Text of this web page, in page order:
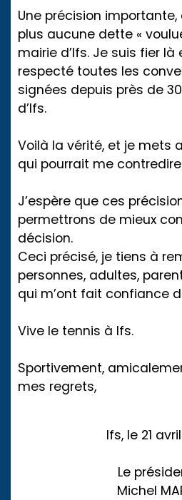
Une précision importante,
plus aucune dette «
mairie d’Ifs. Je suis fier là
respecté toutes les
signées depuis près de
d’Ifs.
Voilà la vérité, et je mets
qui pourrait me
J’espère que ces
permettrons de mieux
décision.
Ceci précisé, je tiens à
personnes, adultes,
qui m’ont fait confiance
Vive le tennis à Ifs.
Sportivement,
mes regrets,
Ifs, le 21 avril
Le
Michel